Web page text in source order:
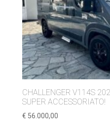
CHALLENGER V114S
SUPER ACCESSORIATO!
€ 56.000,00